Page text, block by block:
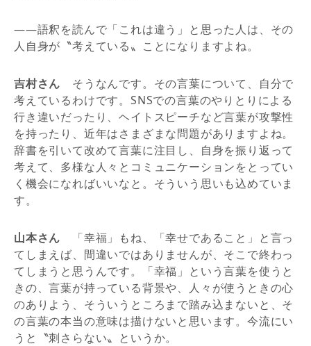
――語釈を読んで「これは違う」と思った人は、その
人自身が〝考えている〟ことになりますよね。
吉村さん そうなんです。その言葉について、自分で
考えているわけです。SNSでの言葉のやりとりによる
行き違いだったり、ヘイトスピーチなど言葉が攻撃性
を持ったり、近年はさまざまな問題がありますよね。
辞書を引いて改めて言葉に注目し、自身を振り返って
考えて、多様な人々とコミュニケーションをとってい
く機会になればいいなと。そういう思いも込めていま
す。
山本さん 「幸福」もね、「幸せであること」と言っ
てしまえば、間違いではありませんが、そこで終わっ
てしまうと思うんです。「幸福」という言葉を使うと
きの、言葉が持っている背景や、人々が使うときの心
のありよう、そういうところまで踏み込まないと、そ
の言葉の本当の意味は描けないと思います。今流にい
うと〝刺さらない〟というか。